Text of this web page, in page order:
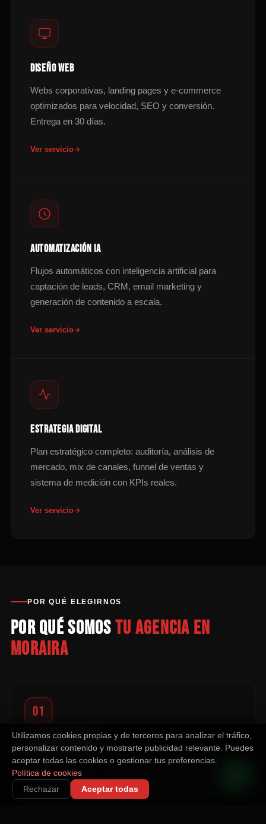
DISEÑO WEB
Webs corporativas, landing pages y e-commerce
optimizados para velocidad, SEO y conversión.
Entrega en 30 días.
Ver servicio
AUTOMATIZACIÓN IA
Flujos automáticos con inteligencia artificial para
captación de leads, CRM, email marketing y
generación de contenido a escala.
Ver servicio
ESTRATEGIA DIGITAL
Plan estratégico completo: auditoría, análisis de
mercado, mix de canales, funnel de ventas y
sistema de medición con KPIs reales.
Ver servicio
POR QUÉ ELEGIRNOS
Por qué somostu agencia en
Moraira
01
CONOCEMOS MORAIRA
Atendemos de forma personalizada a negocios en
Moraira. Sabemos cómo segmentar campañas para
captar inversores y turistas europeos de alto perfil.
Utilizamos cookies propias y de terceros para analizar el tráfico,
personalizar contenido y mostrarte publicidad relevante. Puedes
aceptar todas las cookies o gestionar tus preferencias.
Política de cookies
Rechazar
Aceptar todas